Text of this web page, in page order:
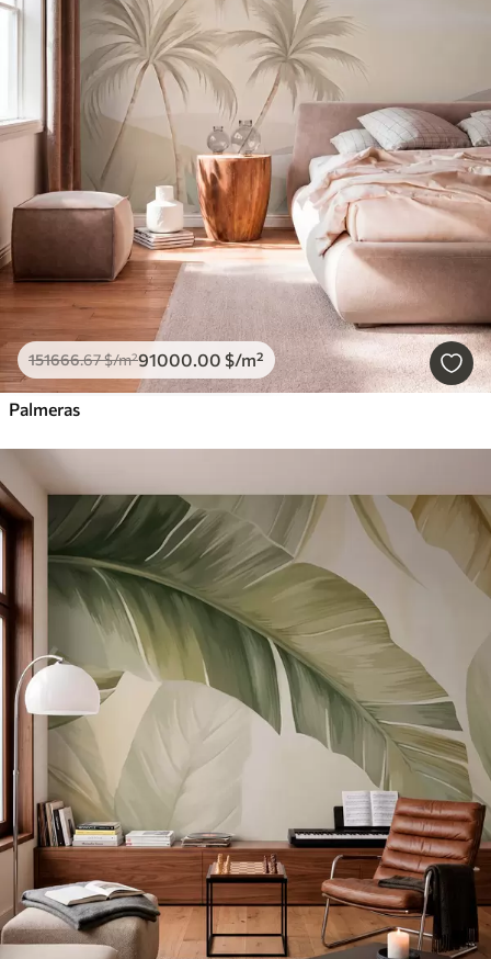
151666.67$/m²91000.00 $/m²
Palmeras